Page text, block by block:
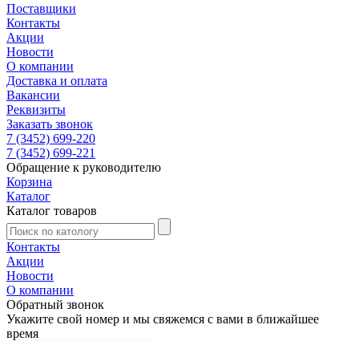
Поставщики
Контакты
Акции
Новости
О компании
Доставка и оплата
Вакансии
Реквизиты
Заказать звонок
7 (3452) 699-220
7 (3452) 699-221
Обращение к руководителю
Корзина
Каталог
Каталог товаров
Контакты
Акции
Новости
О компании
Обратный звонок
Укажите свой номер и мы свяжемся с вами в ближайшее
время